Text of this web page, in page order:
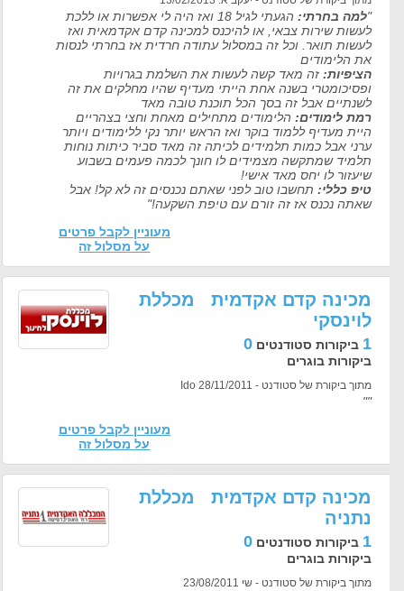
"למה בחרתי:
הגעתי לגיל 18 ואז היה לי אפשרות או ללכת
לעשות שירות צבאי, או להיכנס למכינה קדם אקדמאית ואז
לעשות תואר. וכל זה במסלול עתודה חרדית אז בחרתי לנסות
את הלימודים
הציפיות: זה מאד קשה לעשות את השלמת בגרויות
ופסיכומטרי בשנה אחת הייתי מעדיף שהיו מחלקים את זה
לשנתיים אבל זה בסך הכל תוכנת טובה מאד
רמת לימודים: הלימודים מתחילים מאחת וחצי בצהריים
היית מעדיף ללמוד בוקר ואז הראש יותר נקי ללימודים ויותר
ערני אבל כמות תלמידים לכיתה זה מאד סביר כיתות נוחות
תלמיד שמתקשה מצמידים לו חונך לכמה פעמים בשבוע
שיעזור לו יחס מאד אישי!
טיפ כללי: תחשבו טוב לפני שאתם נכנסים זה לא קל! אבל
שאתה נכנס אז זה זורם עם טיפת השקעה!"
מעוניין לקבל פרטים
על מסלול זה
מכינה קדם אקדמית מכללת
לוינסקי
1 ביקורות סטודנטים 0
ביקורות בוגרים
מתוך ביקורת של סטודנט - Ido 28/11/2011
""
מעוניין לקבל פרטים
על מסלול זה
מכינה קדם אקדמית מכללת
נתניה
1 ביקורות סטודנטים 0
ביקורות בוגרים
מתוך ביקורת של סטודנט - שי 23/08/2011